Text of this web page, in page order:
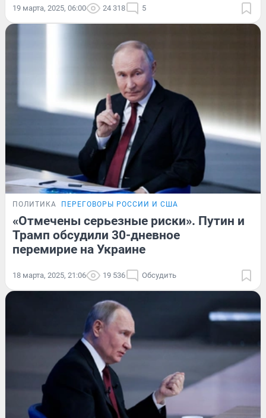
19 марта, 2025, 06:00 24 318 5
ПОЛИТИКА ПЕРЕГОВОРЫ РОССИИ И США
«Отмечены серьезные риски». Путин и
Трамп обсудили 30-дневное
перемирие на Украине
18 марта, 2025, 21:06 19 536 Обсудить